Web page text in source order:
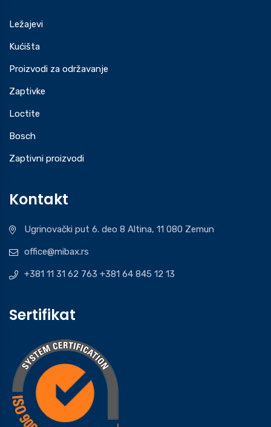
Ležajevi
Kućišta
Proizvodi za održavanje
Zaptivke
Loctite
Bosch
Zaptivni proizvodi
Kontakt
Ugrinovački put 6. deo 8 Altina, 11 080 Zemun
office@mibax.rs
+381 11 31 62 763 +381 64 845 12 13
Sertifikat